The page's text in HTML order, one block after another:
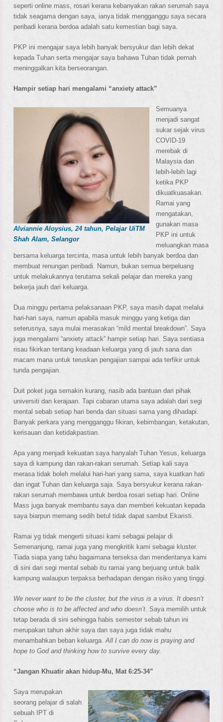
seperti online mass, rosari kerana kebanyakan rakan serumah saya
tidak seagama dengan saya, ianya tidak mengganggu saya secara
peribadi kerana berdoa adalah satu kemestian bagi saya.
PKP ini mengajar saya lebih banyak bersyukur dan lebih dekat
kepada Tuhan serta mengajar saya bahawa Tuhan tidak pernah
meninggalkan kita berseorangan.
Hampir setiap hari mengalami “anxiety attack”
Alviannie Aloysius, 24 tahun, Pelajar UiTM
Shah Alam, Selangor
Semuanya
menjadi sangat
sukar sejak virus
COVID-19
merebak di
Malaysia dan
lebih-lebih lagi
ketika PKP
dikuatkuasakan.
Ramai yang
mengatakan,
gunakan masa
PKP ini untuk
meluangkan masa
bersama keluarga tercinta, masa untuk lebih banyak berdoa dan
membuat renungan peribadi. Namun, bukan semua berpeluang
untuk melakukannya terutama sekali pelajar dan mereka yang
bekerja jauh dari keluarga.
Dua minggu pertama pelaksanaan PKP, saya masih dapat melalui
hari-hari saya, namun apabila masuk minggu yang ketiga dan
seterusnya, saya mulai merasakan “mild mental breakdown”. Saya
juga mengalami “anxiety attack” hampir setiap hari. Saya sentiasa
risau fikirkan tentang keadaan keluarga yang di jauh sana dan
macam mana untuk teruskan pengajian sampai ada terfikir untuk
tunda pengajian.
Duit poket juga semakin kurang, nasib ada bantuan dari pihak
universiti dan kerajaan. Tapi cabaran utama saya adalah dari segi
mental sebab setiap hari benda dan situasi sama yang dihadapi.
Banyak perkara yang mengganggu fikiran, kebimbangan, ketakutan,
kerisauan dan ketidakpastian.
Apa yang menjadi kekuatan saya hanyalah Tuhan Yesus, keluarga
saya di kampung dan rakan-rakan serumah. Setiap kali saya
merasa tidak boleh melalui hari-hari yang sama, saya kuatkan hati
dan ingat Tuhan dan keluarga saja. Saya bersyukur kerana rakan-
rakan serumah membawa untuk berdoa rosari setiap hari. Online
Mass juga banyak membantu saya dan memberi kekuatan kepada
saya biarpun memang sedih betul tidak dapat sambut Ekaristi.
Ramai yg tidak mengerti situasi kami sebagai pelajar di
Semenanjung, ramai juga yang mengkritik kami sebagai kluster.
Tiada siapa yang tahu bagaimana terseksa dan menderitanya kami
di sini dari segi mental sebab itu ramai yang berjuang untuk balik
kampung walaupun terpaksa berhadapan dengan risiko yang tinggi.
We never want to be the cluster, but the virus is a virus. It doesn’t
choose who is to be affected and who doesn’t. Saya memilih untuk
tetap berada di sini sehingga habis semester sebab tahun ini
merupakan tahun akhir saya dan saya juga tidak mahu
menambahkan beban keluarga.All I can do now is praying and
hope to God and thinking how to survive every day.
“Jangan Khuatir akan hidup-Mu, Mat 6:25-34”
Saya merupakan
seorang pelajar di salah
sebuah IPT di